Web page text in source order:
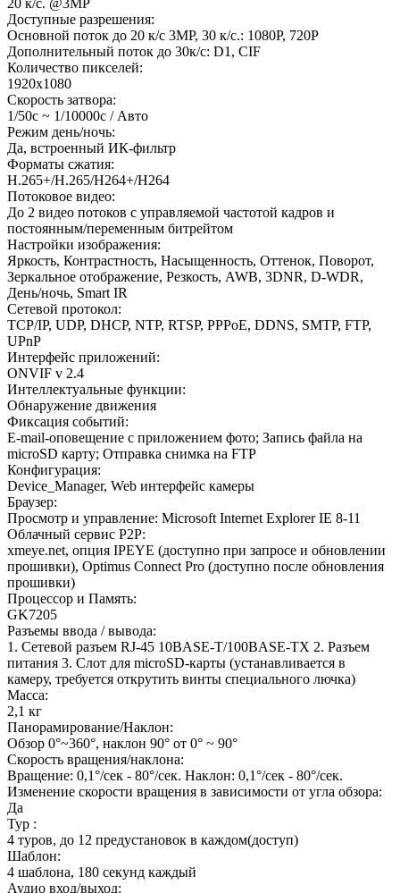
Доступные разрешения:
Основной поток до 20 к/с 3MP, 30 к/с.: 1080P, 720P
Дополнительный поток до 30к/с: D1, CIF
Количество пикселей:
1920x1080
Скорость затвора:
1/50с ~ 1/10000с / Авто
Режим день/ночь:
Да, встроенный ИК-фильтр
Форматы сжатия:
H.265+/H.265/H264+/H264
Потоковое видео:
До 2 видео потоков с управляемой частотой кадров и
постоянным/переменным битрейтом
Настройки изображения:
Яркость, Контрастность, Насыщенность, Оттенок, Поворот,
Зеркальное отображение, Резкость, AWB, 3DNR, D-WDR,
День/ночь, Smart IR
Сетевой протокол:
TCP/IP, UDP, DHCP, NTP, RTSP, PPPoE, DDNS, SMTP, FTP,
UPnP
Интерфейс приложений:
ONVIF v 2.4
Интеллектуальные функции:
Обнаружение движения
Фиксация событий:
E-mail-оповещение с приложением фото; Запись файла на
microSD карту; Отправка снимка на FTP
Конфигурация:
Device_Manager, Web интерфейс камеры
Браузер:
Просмотр и управление: Microsoft Internet Explorer IE 8-11
Облачный сервис P2P:
xmeye.net, опция IPEYE (доступно при запросе и обновлении
прошивки), Optimus Connect Pro (доступно после обновления
прошивки)
Процессор и Память:
GK7205
Разъемы ввода / вывода:
1. Сетевой разъем RJ-45 10BASE-T/100BASE-TX 2. Разъем
питания 3. Слот для microSD-карты (устанавливается в
камеру, требуется открутить винты специального лючка)
Масса:
2,1 кг
Панорамирование/Наклон:
Обзор 0°~360°, наклон 90° от 0° ~ 90°
Скорость вращения/наклона:
Вращение: 0,1°/сек - 80°/сек. Наклон: 0,1°/сек - 80°/сек.
Изменение скорости вращения в зависимости от угла обзора:
Да
Тур :
4 туров, до 12 предустановок в каждом(доступ)
Шаблон:
4 шаблона, 180 секунд каждый
Аудио вход/выход: